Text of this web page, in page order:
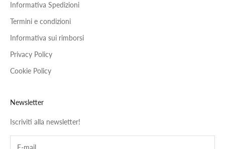
Informativa Spedizioni
Termini e condizioni
Informativa sui rimborsi
Privacy Policy
Cookie Policy
Newsletter
Iscriviti alla newsletter!